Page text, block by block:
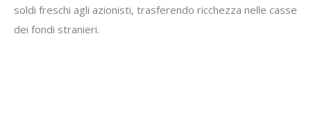
soldi freschi agli azionisti, trasferendo ricchezza nelle casse
dei fondi stranieri.